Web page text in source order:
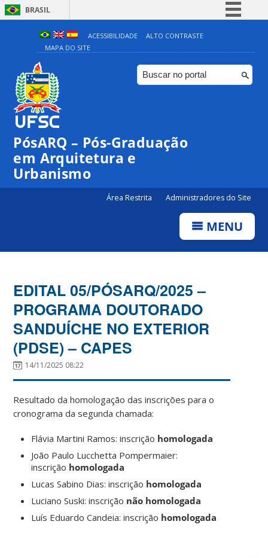
BRASIL
Simplifique!
Comunica BR
Participe
ACESSIBILIDADE
ALTO CONTRASTE
MAPA DO SITE
PósARQ – Pós-Graduação
em Arquitetura e
Urbanismo
Área Restrita Administradores do Site
MENU
EDITAL 05/PÓSARQ/2025 –
PROGRAMA DOUTORADO
SANDUÍCHE NO EXTERIOR
(PDSE) – CAPES
14/11/2025 08:22
Resultado da homologação das inscrições para o
cronograma da segunda chamada:
Flávia Martini Ramos: inscrição homologada
João Paulo Lucchetta Pompermaier:
inscrição homologada
Lucas Sabino Dias: inscrição homologada
Luciano Suski: inscrição não homologada
Luís Eduardo Candeia: inscrição homologada